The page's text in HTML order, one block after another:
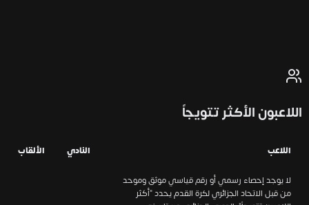
اللاعبون الأكثر تتويجاً
اللاعب النادي الألقاب
لا يوجد إحصاء رسمي أو رقم قياسي موثق وموحد
من قبل الاتحاد الجزائري لكرة القدم يحدد "أكثر